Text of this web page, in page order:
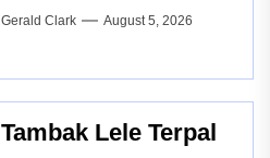
Gerald Clark August 5, 2026
Tambak Lele Terpal